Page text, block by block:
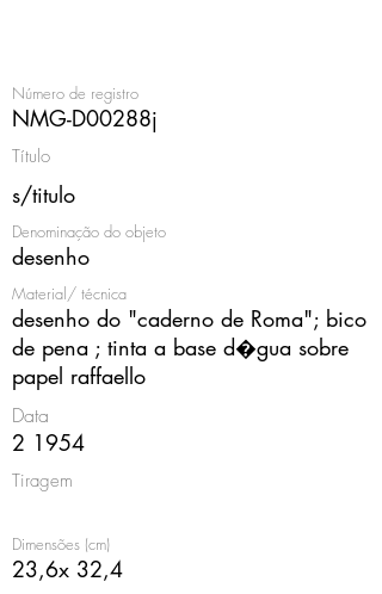
Número de registro
NMG-D00288j
Título
s/titulo
Denominação do objeto
desenho
Material/ técnica
desenho do "caderno de Roma"; bico
de pena ; tinta a base d�gua sobre
papel raffaello
Data
2 1954
Tiragem
Dimensões (cm)
23,6x 32,4